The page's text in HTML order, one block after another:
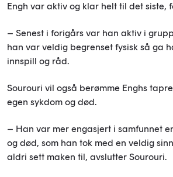
Engh var aktiv og klar helt til det siste,
– Senest i forigårs var han aktiv i
han var veldig begrenset fysisk så ga
innspill og råd.
Sourouri vil også berømme Enghs
egen sykdom og død.
– Han var mer engasjert i samfunnet
og død, som han tok med en veldig
aldri sett maken til, avslutter Sourouri.